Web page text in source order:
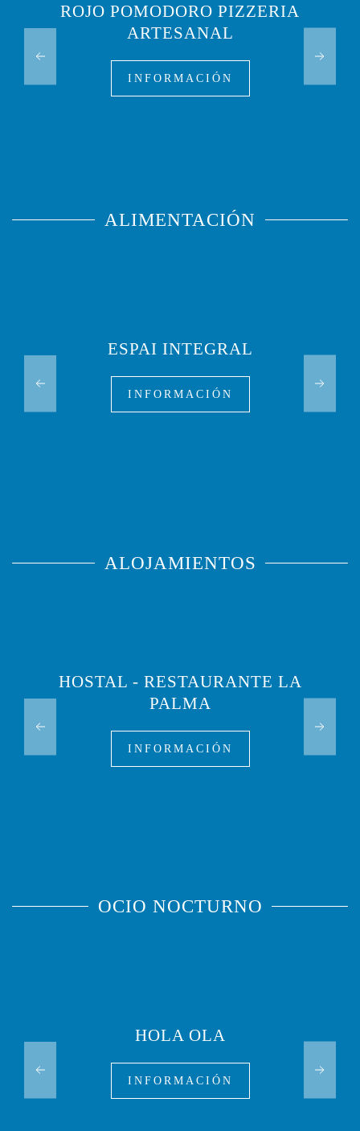
ROJO POMODORO PIZZERIA
ARTESANAL
INFORMACIÓN
ALIMENTACIÓN
ESPAI INTEGRAL
INFORMACIÓN
ALOJAMIENTOS
HOSTAL - RESTAURANTE LA
PALMA
INFORMACIÓN
OCIO NOCTURNO
HOLA OLA
INFORMACIÓN